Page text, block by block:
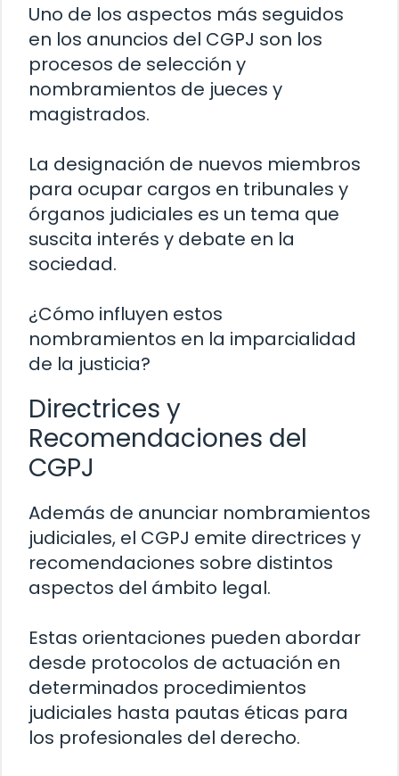
Uno de los aspectos más seguidos
en los anuncios del CGPJ son los
procesos de selección y
nombramientos de jueces y
magistrados.
La designación de nuevos miembros
para ocupar cargos en tribunales y
órganos judiciales es un tema que
suscita interés y debate en la
sociedad.
¿Cómo influyen estos
nombramientos en la imparcialidad
de la justicia?
Directrices y
Recomendaciones del
CGPJ
Además de anunciar nombramientos
judiciales, el CGPJ emite directrices y
recomendaciones sobre distintos
aspectos del ámbito legal.
Estas orientaciones pueden abordar
desde protocolos de actuación en
determinados procedimientos
judiciales hasta pautas éticas para
los profesionales del derecho.